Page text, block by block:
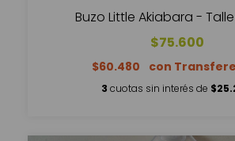
Buzo Little Akiabara -
$75.600
$60.480
3 cuotas sin interés de